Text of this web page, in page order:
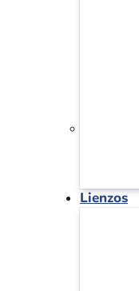
Lienzos